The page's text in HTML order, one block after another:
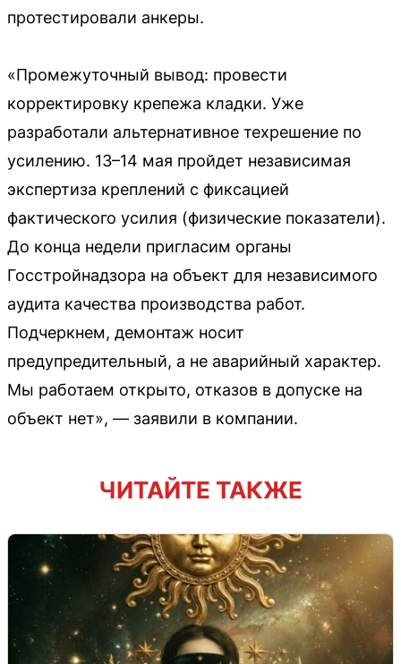
протестировали анкеры.
«Промежуточный вывод: провести
корректировку крепежа кладки. Уже
разработали альтернативное техрешение по
усилению. 13–14 мая пройдет независимая
экспертиза креплений с фиксацией
фактического усилия (физические показатели).
До конца недели пригласим органы
Госстройнадзора на объект для независимого
аудита качества производства работ.
Подчеркнем, демонтаж носит
предупредительный, а не аварийный характер.
Мы работаем открыто, отказов в допуске на
объект нет», — заявили в компании.
ЧИТАЙТЕ ТАКЖЕ